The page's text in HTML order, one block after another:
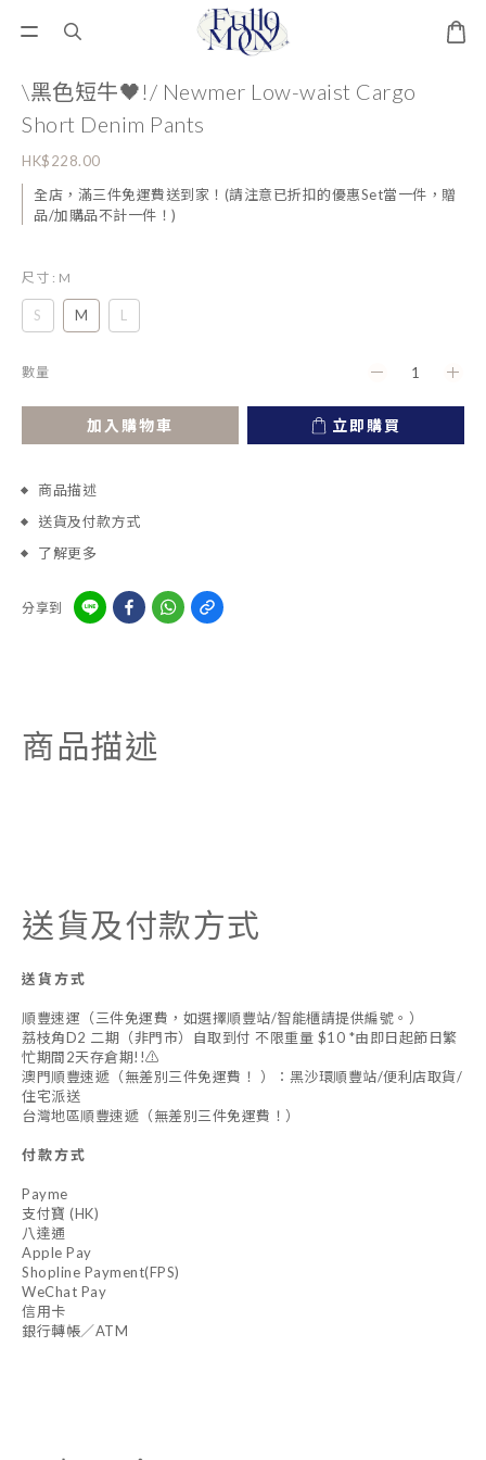
\黑色短牛🖤!/ Newmer Low-waist Cargo
Short Denim Pants
HK$228.00
全店，滿三件免運費送到家！(請注意已折扣的優惠Set當一件，贈
品/加購品不計一件！)
尺寸 : M
S M L
數量
加入購物車 立即購買
商品描述
送貨及付款方式
了解更多
分享到
商品描述
送貨及付款方式
送貨方式
順豐速運（三件免運費，如選擇順豐站/智能櫃請提供編號。）
荔枝角D2 二期（非門市）自取到付 不限重量 $10 *由即日起節日繁
忙期間2天存倉期!!⚠️
澳門順豐速遞（無差別三件免運費！ ）：黑沙環順豐站/便利店取貨/
住宅派送
台灣地區順豐速遞（無差別三件免運費！）
付款方式
Payme
支付寶 (HK)
八達通
Apple Pay
Shopline Payment(FPS)
WeChat Pay
信用卡
銀行轉帳／ATM